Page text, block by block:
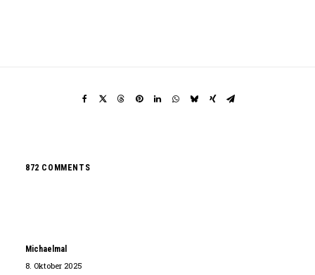
872 COMMENTS
Michaelmal
8. Oktober 2025